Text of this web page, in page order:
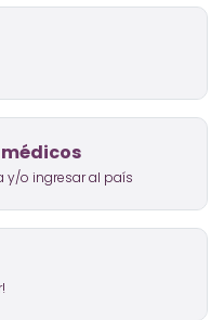
y/o ingresar al país